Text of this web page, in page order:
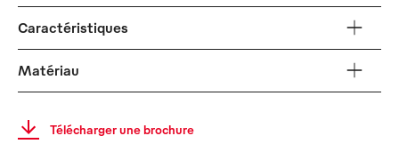
Caractéristiques
Matériau
Télécharger une brochure